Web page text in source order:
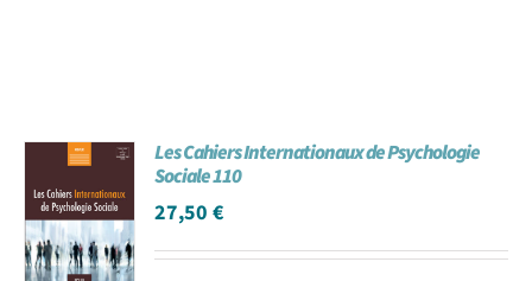
Les Cahiers Internationaux de Psychologie
Sociale 110
27,50€